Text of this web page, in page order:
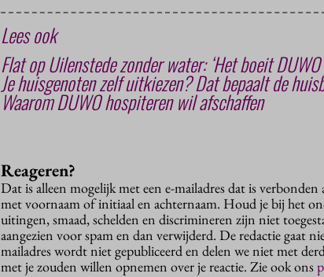
Lees ook
Flat op Uilenstede zonder water: ‘Het boeit DUWO
Je huisgenoten zelf uitkiezen? Dat bepaalt de
Waarom DUWO hospiteren wil afschaffen
Reageren?
Dat is alleen mogelijk met een e-mailadres dat is
met voornaam of initiaal en achternaam. Houd je bij het
uitingen, smaad, schelden en discrimineren zijn niet
aangezien voor spam en dan verwijderd. De redactie gaat
mailadres wordt niet gepubliceerd en delen we niet met
met je zouden willen opnemen over je reactie. Zie ook ons